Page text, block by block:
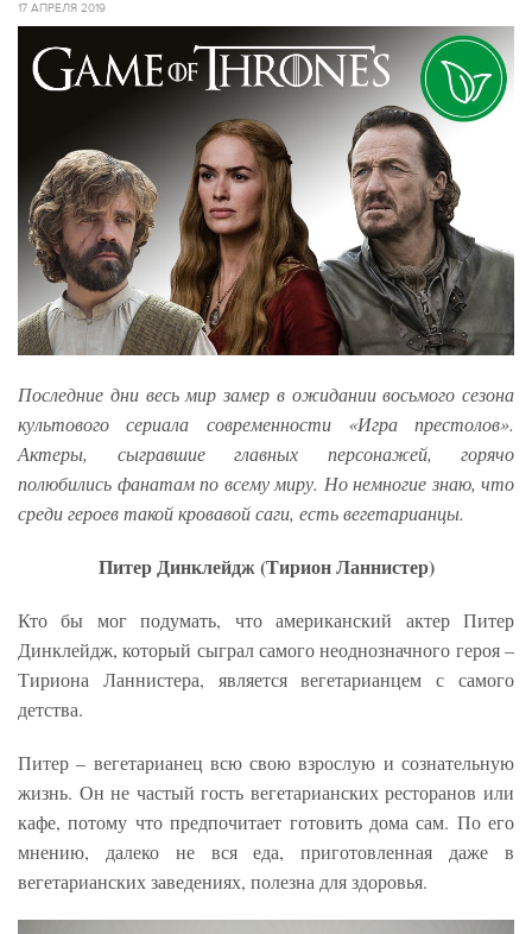
17 АПРЕЛЯ 2019
Последние дни весь мир замер в ожидании восьмого сезона
культового сериала современности «Игра престолов».
Актеры, сыгравшие главных персонажей, горячо
полюбились фанатам по всему миру. Но немногие знаю, что
среди героев такой кровавой саги, есть вегетарианцы.
Питер Динклейдж (Тирион Ланнистер)
Кто бы мог подумать, что американский актер Питер
Динклейдж, который сыграл самого неоднозначного героя –
Тириона Ланнистера, является вегетарианцем с самого
детства.
Питер – вегетарианец всю свою взрослую и сознательную
жизнь. Он не частый гость вегетарианских ресторанов или
кафе, потому что предпочитает готовить дома сам. По его
мнению, далеко не вся еда, приготовленная даже в
вегетарианских заведениях, полезна для здоровья.